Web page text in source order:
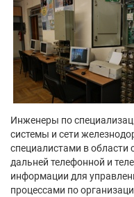
Инженеры по
системы и сети
специалистами в области
дальней телефонной и
информации для
процессами по